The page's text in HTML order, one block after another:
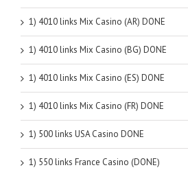
1) 4010 links Mix Casino (AR) DONE
1) 4010 links Mix Casino (BG) DONE
1) 4010 links Mix Casino (ES) DONE
1) 4010 links Mix Casino (FR) DONE
1) 500 links USA Casino DONE
1) 550 links France Casino (DONE)